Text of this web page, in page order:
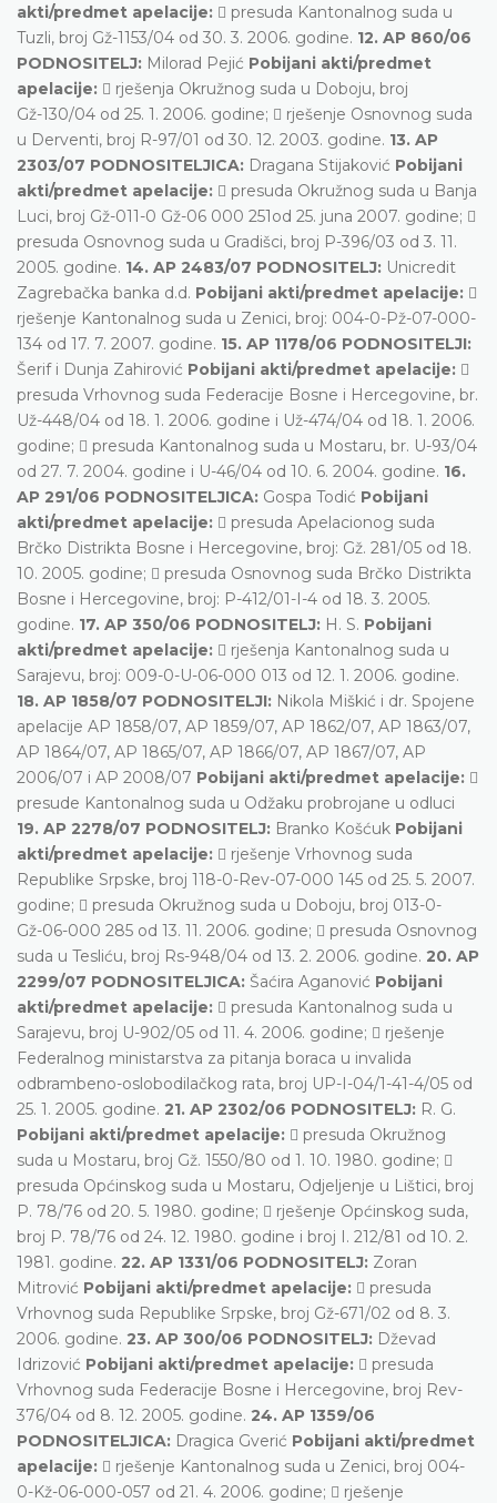
akti/predmet apelacije:  presuda Kantonalnog suda u
Tuzli, broj Gž-1153/04 od 30. 3. 2006. godine. 12. AP 860/06
PODNOSITELJ: Milorad Pejić Pobijani akti/predmet
apelacije:  rješenja Okružnog suda u Doboju, broj
Gž-130/04 od 25. 1. 2006. godine;  rješenje Osnovnog suda
u Derventi, broj R-97/01 od 30. 12. 2003. godine. 13. AP
2303/07 PODNOSITELJICA: Dragana Stijaković Pobijani
akti/predmet apelacije:  presuda Okružnog suda u Banja
Luci, broj Gž-011-0 Gž-06 000 251od 25. juna 2007. godine; 
presuda Osnovnog suda u Gradišci, broj P-396/03 od 3. 11.
2005. godine. 14. AP 2483/07 PODNOSITELJ: Unicredit
Zagrebačka banka d.d. Pobijani akti/predmet apelacije: 
rješenje Kantonalnog suda u Zenici, broj: 004-0-Pž-07-000-
134 od 17. 7. 2007. godine. 15. AP 1178/06 PODNOSITELJI:
Šerif i Dunja Zahirović Pobijani akti/predmet apelacije: 
presuda Vrhovnog suda Federacije Bosne i Hercegovine, br.
Už-448/04 od 18. 1. 2006. godine i Už-474/04 od 18. 1. 2006.
godine;  presuda Kantonalnog suda u Mostaru, br. U-93/04
od 27. 7. 2004. godine i U-46/04 od 10. 6. 2004. godine. 16.
AP 291/06 PODNOSITELJICA: Gospa Todić Pobijani
akti/predmet apelacije:  presuda Apelacionog suda
Brčko Distrikta Bosne i Hercegovine, broj: Gž. 281/05 od 18.
10. 2005. godine;  presuda Osnovnog suda Brčko Distrikta
Bosne i Hercegovine, broj: P-412/01-I-4 od 18. 3. 2005.
godine. 17. AP 350/06 PODNOSITELJ: H. S. Pobijani
akti/predmet apelacije:  rješenja Kantonalnog suda u
Sarajevu, broj: 009-0-U-06-000 013 od 12. 1. 2006. godine.
18. AP 1858/07 PODNOSITELJI: Nikola Miškić i dr. Spojene
apelacije AP 1858/07, AP 1859/07, AP 1862/07, AP 1863/07,
AP 1864/07, AP 1865/07, AP 1866/07, AP 1867/07, AP
2006/07 i AP 2008/07 Pobijani akti/predmet apelacije: 
presude Kantonalnog suda u Odžaku probrojane u odluci
19. AP 2278/07 PODNOSITELJ: Branko Košćuk Pobijani
akti/predmet apelacije:  rješenje Vrhovnog suda
Republike Srpske, broj 118-0-Rev-07-000 145 od 25. 5. 2007.
godine;  presuda Okružnog suda u Doboju, broj 013-0-
Gž-06-000 285 od 13. 11. 2006. godine;  presuda Osnovnog
suda u Tesliću, broj Rs-948/04 od 13. 2. 2006. godine. 20. AP
2299/07 PODNOSITELJICA: Šaćira Aganović Pobijani
akti/predmet apelacije:  presuda Kantonalnog suda u
Sarajevu, broj U-902/05 od 11. 4. 2006. godine;  rješenje
Federalnog ministarstva za pitanja boraca u invalida
odbrambeno-oslobodilačkog rata, broj UP-I-04/1-41-4/05 od
25. 1. 2005. godine. 21. AP 2302/06 PODNOSITELJ: R. G.
Pobijani akti/predmet apelacije:  presuda Okružnog
suda u Mostaru, broj Gž. 1550/80 od 1. 10. 1980. godine; 
presuda Općinskog suda u Mostaru, Odjeljenje u Lištici, broj
P. 78/76 od 20. 5. 1980. godine;  rješenje Općinskog suda,
broj P. 78/76 od 24. 12. 1980. godine i broj I. 212/81 od 10. 2.
1981. godine. 22. AP 1331/06 PODNOSITELJ: Zoran
Mitrović Pobijani akti/predmet apelacije:  presuda
Vrhovnog suda Republike Srpske, broj Gž-671/02 od 8. 3.
2006. godine. 23. AP 300/06 PODNOSITELJ: Dževad
Idrizović Pobijani akti/predmet apelacije:  presuda
Vrhovnog suda Federacije Bosne i Hercegovine, broj Rev-
376/04 od 8. 12. 2005. godine. 24. AP 1359/06
PODNOSITELJICA: Dragica Gverić Pobijani akti/predmet
apelacije:  rješenje Kantonalnog suda u Zenici, broj 004-
0-Kž-06-000-057 od 21. 4. 2006. godine;  rješenje